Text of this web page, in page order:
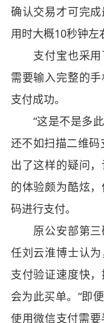
确认交易才可完
用时大概10秒钟左
支付宝也采用
需要输入完整的
支付成功。
“这是不是多此
还不如扫描二维码
出了这样的疑问
的体验颇为酷炫
码进行支付。
原公安部第三
任刘云淮博士认
支付验证速度快
会为此买单。“即
使用微信支付需